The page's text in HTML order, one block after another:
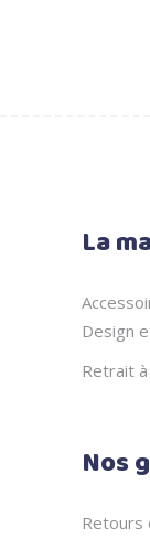
La
Design
Retrait à
Nos
Retours